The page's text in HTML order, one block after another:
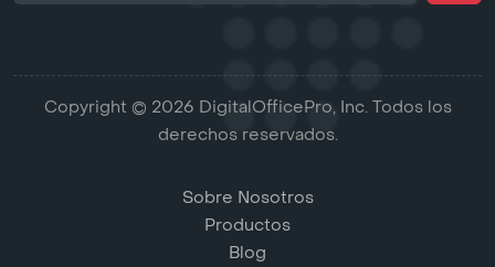
Copyright © 2026 DigitalOfficePro, Inc. Todos los
derechos reservados.
Sobre Nosotros
Productos
Blog